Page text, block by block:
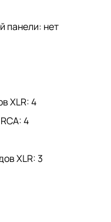
панели: нет
XLR: 4
4
XLR: 3